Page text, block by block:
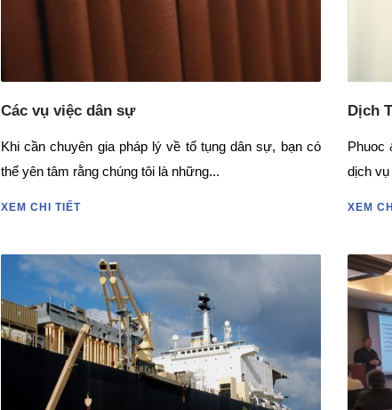
Các vụ việc dân sự
Khi cần chuyên gia pháp lý về tố tụng dân sự, bạn có
thể yên tâm rằng chúng tôi là những...
XEM CHI TIẾT
Dịch
Phuoc
dịch vụ
XEM